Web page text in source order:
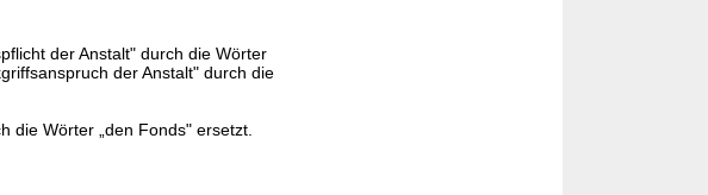
der Anstalt" durch die Wörter
der Anstalt" durch die
die Wörter „den Fonds" ersetzt.